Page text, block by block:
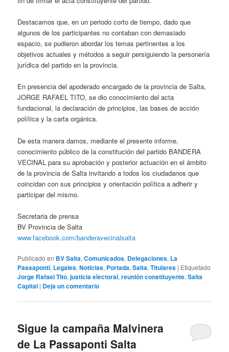
Destacamos que, en un periodo corto de tiempo, dado que
algunos de los participantes no contaban con demasiado
espacio, se pudieron abordar los temas pertinentes a los
objetivos actuales y métodos a seguir persiguiendo la personería
jurídica del partido en la provincia.
En presencia del apoderado encargado de la provincia de Salta,
JORGE RAFAEL TITO, se dio conocimiento del acta
fundacional, la declaración de principios, las bases de acción
política y la carta orgánica.
De esta manera damos, mediante el presente informe,
conocimiento público de la constitución del partido BANDERA
VECINAL para su aprobación y posterior actuación en el ámbito
de la provincia de Salta invitando a todos los ciudadanos que
coincidan con sus principios y orientación política a adherir y
participar del mismo.
Secretaria de prensa
BV Provincia de Salta
www.facebook.com/banderavecinalsalta
Publicado en BV Salta,Comunicados, Delegaciones, La
Passaponti, Legales,Noticias, Portada,Salta,Titulares | Etiquetado
Jorge Rafael Tito,justicia electoral,reunión constituyente,Salta
Capital | Deja un comentario
Sigue la campaña Malvinera
de La Passaponti Salta